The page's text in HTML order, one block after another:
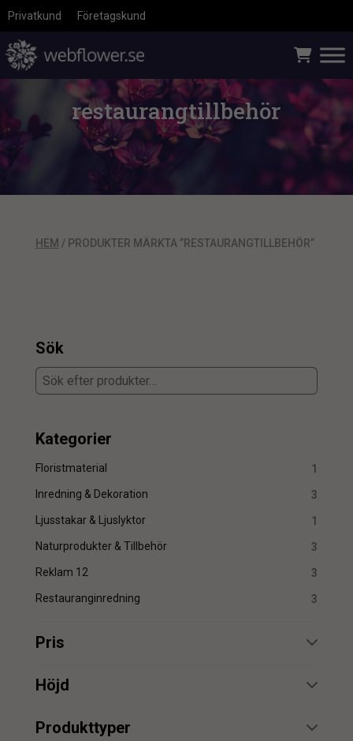
Privatkund Företagskund
restaurangtillbehör
HEM / PRODUKTER MÄRKTA ”RESTAURANGTILLBEHÖR”
Sök
Kategorier
Floristmaterial 1
Inredning & Dekoration 3
Ljusstakar & Ljuslyktor 1
Naturprodukter & Tillbehör 3
Reklam 12 3
Restauranginredning 3
Pris
min.
Höjd
min.
Produkttyper